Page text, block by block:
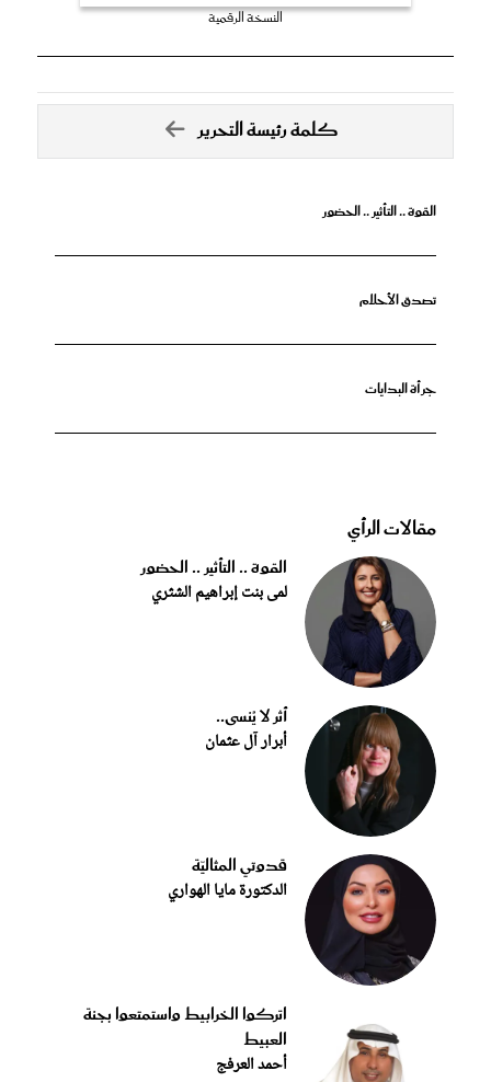
النسخة الرقمية
كلمة رئيسة التحرير
القوة .. التأثير .. الحضور
تصدق الأحلام
جرأة البدايات
مقالات الرأي
القوة .. التأثير .. الحضور
لمى بنت إبراهيم الشثري
أثر لا يُنسى..
أبرار آل عثمان
قدوتي المثاليّة
الدكتورة مايا الهواري
اتركوا الخرابيط واستمتعوا بجنة
العبيط
أحمد العرفج